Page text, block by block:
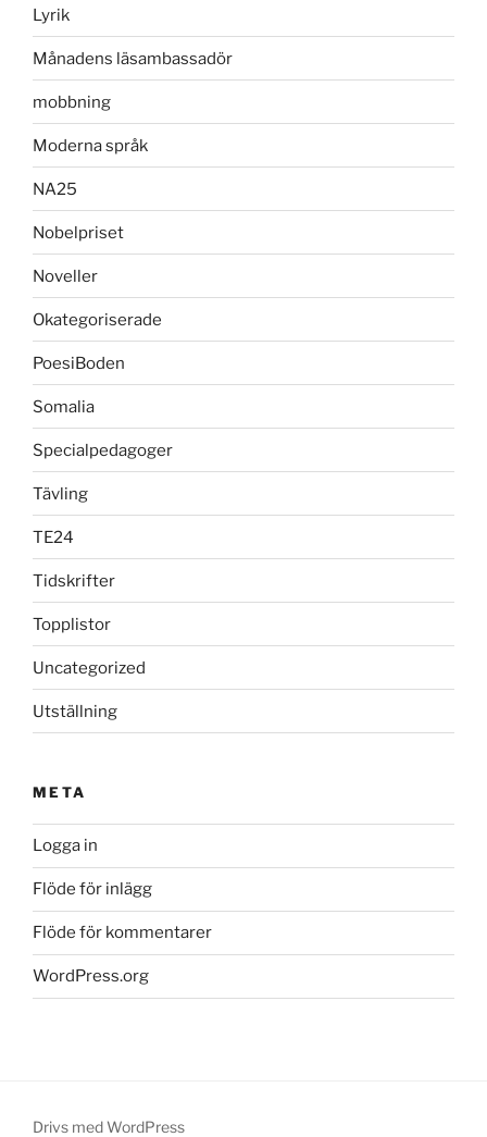
Lyrik
Månadens läsambassadör
mobbning
Moderna språk
NA25
Nobelpriset
Noveller
Okategoriserade
PoesiBoden
Somalia
Specialpedagoger
Tävling
TE24
Tidskrifter
Topplistor
Uncategorized
Utställning
META
Logga in
Flöde för inlägg
Flöde för kommentarer
WordPress.org
Drivs med WordPress